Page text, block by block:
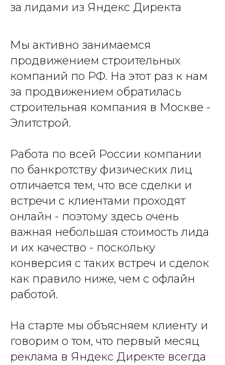
за лидами из Яндекс Директа
Мы активно занимаемся
продвижением строительных
компаний по РФ. На этот раз к нам
за продвижением обратилась
строительная компания в Москве -
Элитстрой.
Работа по всей России компании
по банкротству физических лиц
отличается тем, что все сделки и
встречи с клиентами проходят
онлайн - поэтому здесь очень
важная небольшая стоимость лида
и их качество - поскольку
конверсия с таких встреч и сделок
как правило ниже, чем с офлайн
работой.
На старте мы объясняем клиенту и
говорим о том, что первый месяц
реклама в Яндекс Директе всегда